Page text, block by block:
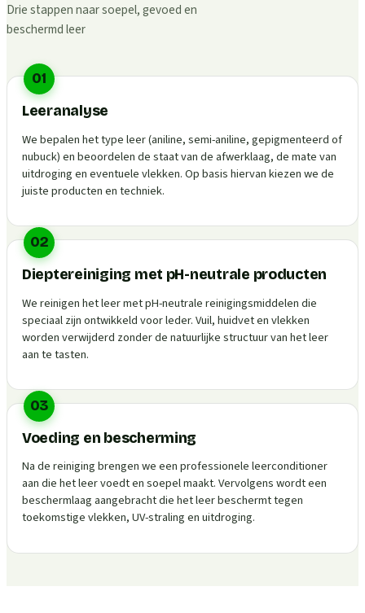
Drie stappen naar soepel, gevoed en
beschermd leer
01
Leeranalyse
We bepalen het type leer (aniline, semi-aniline, gepigmenteerd of
nubuck) en beoordelen de staat van de afwerklaag, de mate van
uitdroging en eventuele vlekken. Op basis hiervan kiezen we de
juiste producten en techniek.
02
Dieptereiniging met pH-neutrale producten
We reinigen het leer met pH-neutrale reinigingsmiddelen die
speciaal zijn ontwikkeld voor leder. Vuil, huidvet en vlekken
worden verwijderd zonder de natuurlijke structuur van het leer
aan te tasten.
03
Voeding en bescherming
Na de reiniging brengen we een professionele leerconditioner
aan die het leer voedt en soepel maakt. Vervolgens wordt een
beschermlaag aangebracht die het leer beschermt tegen
toekomstige vlekken, UV-straling en uitdroging.